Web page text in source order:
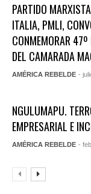
PARTIDO
ITALIA, PMLI,
CONMEMORAR 47º
DEL CAMARADA
AMÉRICA REBELDE -
NGULUMAPU.
EMPRESARIAL E
AMÉRICA REBELDE -